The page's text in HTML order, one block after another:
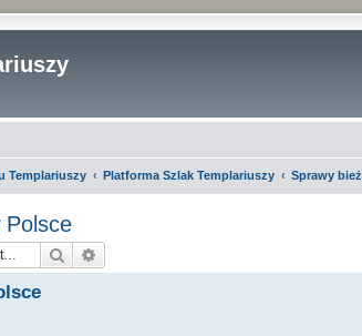
Templariuszy Platforma Szlak Templariuszy Sprawy
Polsce
Szukaj